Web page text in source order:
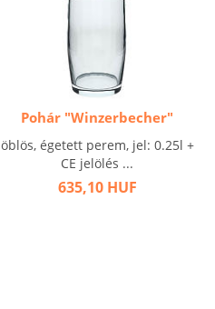
Pohár "Winzerbecher"
öblös, égetett perem, jel: 0.25l +
CE jelölés ...
635,10 HUF